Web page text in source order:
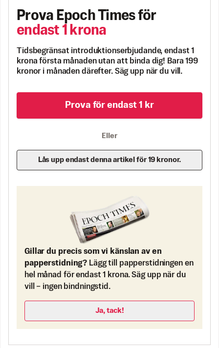
Prova Epoch Times för
endast 1 krona
Tidsbegränsat introduktionserbjudande, endast 1
krona första månaden utan att binda dig! Bara 199
kronor i månaden därefter. Säg upp när du vill.
Prova för endast 1 kr
Eller
Lås upp endast denna artikel för 19 kronor.
Gillar du precis som vi känslan av en
papperstidning? Lägg till papperstidningen en
hel månad för endast 1 krona. Säg upp när du
vill – ingen bindningstid.
Ja, tack!